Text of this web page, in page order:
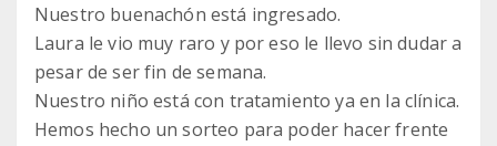
Nuestro buenachón está ingresado.
Laura le vio muy raro y por eso le llevo sin dudar a
pesar de ser fin de semana.
Nuestro niño está con tratamiento ya en la clínica.
Hemos hecho un sorteo para poder hacer frente